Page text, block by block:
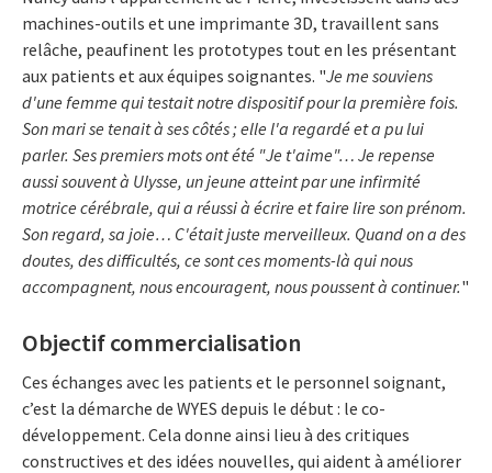
machines-outils et une imprimante 3D, travaillent sans
relâche, peaufinent les prototypes tout en les présentant
aux patients et aux équipes soignantes. "Je me souviens
d'une femme qui testait notre dispositif pour la première fois.
Son mari se tenait à ses côtés ; elle l'a regardé et a pu lui
parler. Ses premiers mots ont été "Je t'aime"… Je repense
aussi souvent à Ulysse, un jeune atteint par une infirmité
motrice cérébrale, qui a réussi à écrire et faire lire son prénom.
Son regard, sa joie… C'était juste merveilleux. Quand on a des
doutes, des difficultés, ce sont ces moments-là qui nous
accompagnent, nous encouragent, nous poussent à continuer."
Objectif commercialisation
Ces échanges avec les patients et le personnel soignant,
c’est la démarche de WYES depuis le début : le co-
développement. Cela donne ainsi lieu à des critiques
constructives et des idées nouvelles, qui aident à améliorer